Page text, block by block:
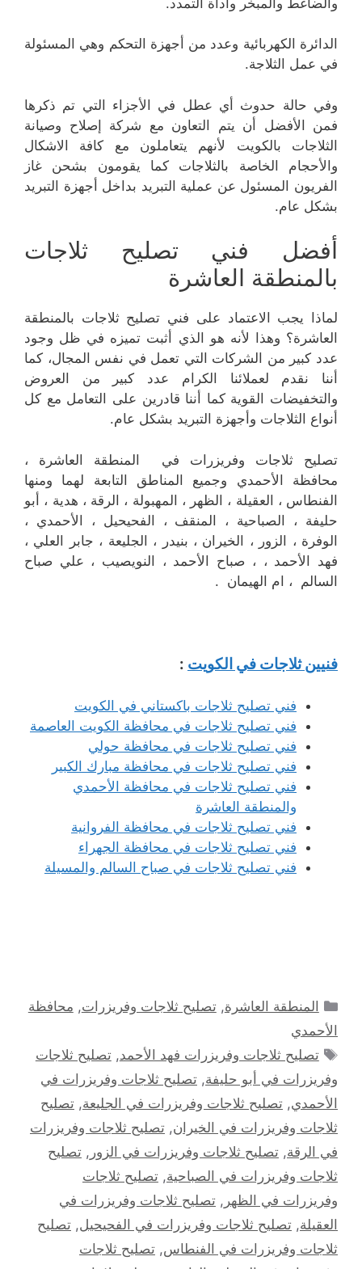
الدائرة الكهربائية وعدد من أجهزة التحكم وهي المسئولة
في عمل الثلاجة.
وفي حالة حدوث أي عطل في الأجزاء التي تم ذكرها
فمن الأفضل أن يتم التعاون مع شركة إصلاح وصيانة
الثلاجات بالكويت لأنهم يتعاملون مع كافة الاشكال
والأحجام الخاصة بالثلاجات كما يقومون بشحن غاز
الفريون المسئول عن عملية التبريد بداخل أجهزة التبريد
بشكل عام.
أفضل فني تصليح ثلاجات
بالمنطقة العاشرة
لماذا يجب الاعتماد على فني تصليح ثلاجات بالمنطقة
العاشرة؟ وهذا لأنه هو الذي أثبت تميزه في ظل وجود
عدد كبير من الشركات التي تعمل في نفس المجال، كما
أننا نقدم لعملائنا الكرام عدد كبير من العروض
والتخفيضات القوية كما أننا قادرين على التعامل مع كل
أنواع الثلاجات وأجهزة التبريد بشكل عام.
تصليح ثلاجات وفريزرات في المنطقة العاشرة ،
محافظة الأحمدي وجميع المناطق التابعة لهما ومنها
الفنطاس ، العقيلة ، الظهر ، المهبولة ، الرقة ، هدية ، أبو
حليفة ، الصباحية ، المنقف ، الفحيحيل ، الأحمدي ،
الوفرة ، الزور ، الخيران ، بنيدر ، الجليعة ، جابر العلي ،
فهد الأحمد ، ، صباح الأحمد ، النويصيب ، علي صباح
السالم ، ام الهيمان .
فنيين ثلاجات في الكويت :
فني تصليح ثلاجات باكستاني في الكويت
فني تصليح ثلاجات في محافظة الكويت العاصمة
فني تصليح ثلاجات في محافظة حولي
فني تصليح ثلاجات في محافظة مبارك الكبير
فني تصليح ثلاجات في محافظة الأحمدي
والمنطقة العاشرة
فني تصليح ثلاجات في محافظة الفروانية
فني تصليح ثلاجات في محافظة الجهراء
فني تصليح ثلاجات في صباح السالم والمسيلة
التصنيفات
المنطقة العاشرة,تصليح ثلاجات وفريزرات, محافظة
الأحمدي
الوسوم
تصليح ثلاجات وفريزرات فهد الأحمد,تصليح ثلاجات
وفريزرات في أبو حليفة, تصليح ثلاجات وفريزرات في
الأحمدي, تصليح ثلاجات وفريزرات في الجليعة, تصليح
ثلاجات وفريزرات في الخيران, تصليح ثلاجات وفريزرات
في الرقة, تصليح ثلاجات وفريزرات في الزور , تصليح
ثلاجات وفريزرات في الصباحية, تصليح ثلاجات
وفريزرات في الظهر , تصليح ثلاجات وفريزرات في
العقيلة, تصليح ثلاجات وفريزرات في الفحيحيل, تصليح
ثلاجات وفريزرات في الفنطاس, تصليح ثلاجات